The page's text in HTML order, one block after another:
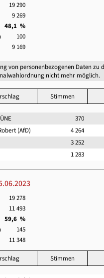
19 290
9 269
48,1 %
100
9 169
von personenbezogenen Daten zu
nicht mehr möglich.
Stimmen
370
(AfD) 4 264
3 252
1 283
19 278
11 493
59,6 %
145
11 348
Stimmen